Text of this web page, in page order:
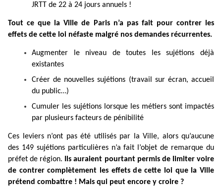
JRTT de 22 à 24 jours annuels !
Tout ce que la Ville de Paris n’a pas fait pour contrer les
effets de cette loi néfaste malgré nos demandes récurrentes.
Augmenter le niveau de toutes les sujétions déjà
existantes
Créer de nouvelles sujétions (travail sur écran, accueil
du public…)
Cumuler les sujétions lorsque les métiers sont impactés
par plusieurs facteurs de pénibilité
Ces leviers n’ont pas été utilisés par la Ville, alors qu’aucune
des 149 sujétions particulières n’a fait l’objet de remarque du
préfet de région.
Ils auraient pourtant permis de limiter voire
de contrer complètement les effets de cette loi que la Ville
prétend combattre ! Mais qui peut encore y croire ?